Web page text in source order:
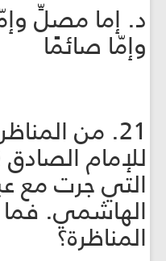
د. إما مصلِّ
وإمّا صائمًا
21. من
للإمام
التي جرت مع
الهاشمي.
المناظرة؟